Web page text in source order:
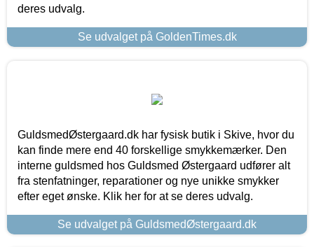
deres udvalg.
Se udvalget på GoldenTimes.dk
GuldsmedØstergaard.dk har fysisk butik i Skive, hvor du
kan finde mere end 40 forskellige smykkemærker. Den
interne guldsmed hos Guldsmed Østergaard udfører alt
fra stenfatninger, reparationer og nye unikke smykker
efter eget ønske. Klik her for at se deres udvalg.
Se udvalget på GuldsmedØstergaard.dk